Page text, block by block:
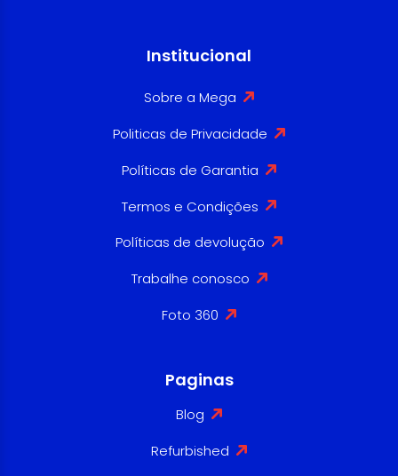
Institucional
Sobre a Mega
Politicas de Privacidade
Políticas de Garantia
Termos e Condições
Políticas de devolução
Trabalhe conosco
Foto 360
Paginas
Blog
Refurbished